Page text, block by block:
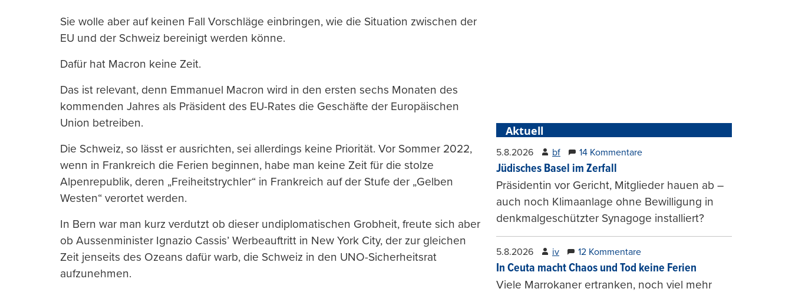
Sie wolle aber auf keinen Fall Vorschläge einbringen, wie die Situation zwischen der
EU und der Schweiz bereinigt werden könne.
Dafür hat Macron keine Zeit.
Das ist relevant, denn Emmanuel Macron wird in den ersten sechs Monaten des
kommenden Jahres als Präsident des EU-Rates die Geschäfte der Europäischen
Union betreiben.
Die Schweiz, so lässt er ausrichten, sei allerdings keine Priorität. Vor Sommer 2022,
wenn in Frankreich die Ferien beginnen, habe man keine Zeit für die stolze
Alpenrepublik, deren „Freiheitstrychler“ in Frankreich auf der Stufe der „Gelben
Westen“ verortet werden.
In Bern war man kurz verdutzt ob dieser undiplomatischen Grobheit, freute sich aber
ob Aussenminister Ignazio Cassis’ Werbeauftritt in New York City, der zur gleichen
Zeit jenseits des Ozeans dafür warb, die Schweiz in den UNO-Sicherheitsrat
aufzunehmen.
Aktuell
5.8.2026 bf 14 Kommentare
Jüdisches Basel im Zerfall
Präsidentin vor Gericht, Mitglieder hauen ab –
auch noch Klimaanlage ohne Bewilligung in
denkmalgeschützter Synagoge installiert?
5.8.2026 iv 12 Kommentare
In Ceuta macht Chaos und Tod keine Ferien
Viele Marrokaner ertranken, noch viel mehr